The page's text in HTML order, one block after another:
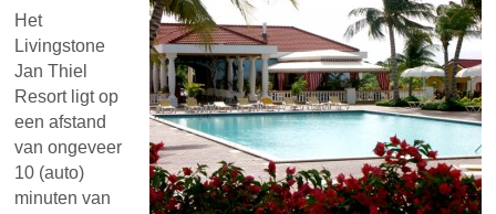
Het
Livingstone
Jan Thiel
Resort ligt op
een afstand
van ongeveer
10 (auto)
minuten van